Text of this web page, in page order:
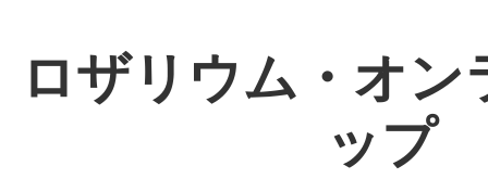
ロザリウム・オ
ップ